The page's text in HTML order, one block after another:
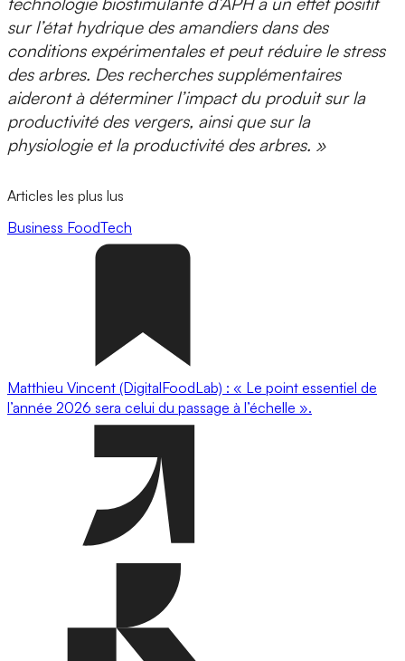
sur l’état hydrique des amandiers dans des
conditions expérimentales et peut réduire le stress
des arbres. Des recherches supplémentaires
aideront à déterminer l’impact du produit sur la
productivité des vergers, ainsi que sur la
physiologie et la productivité des arbres. »
Articles les plus lus
Business FoodTech
Matthieu Vincent (DigitalFoodLab) : « Le point essentiel de
l’année 2026 sera celui du passage à l’échelle ».